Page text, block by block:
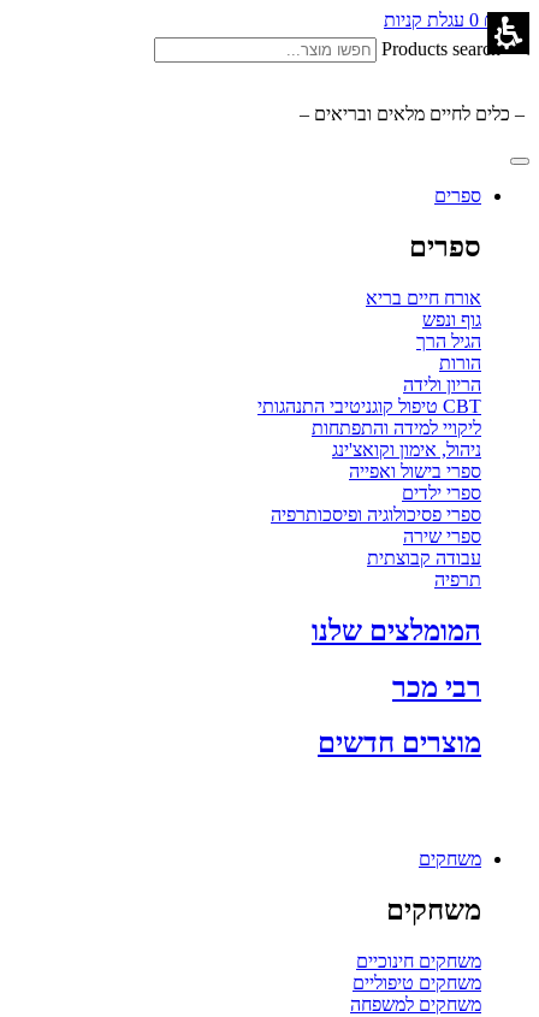
₪ 0.00
0 עגלת קניות
Products search
– כלים לחיים מלאים ובריאים –
ספרים
ספרים
אורח חיים בריא
גוף ונפש
הגיל הרך
הורות
הריון ולידה
CBT טיפול קוגניטיבי התנהגותי
ליקויי למידה והתפתחות
ניהול, אימון וקואצ'ינג
ספרי בישול ואפייה
ספרי ילדים
ספרי פסיכולוגיה ופיסכותרפיה
ספרי שירה
עבודה קבוצתית
תרפיה
המומלצים שלנו
רבי מכר
מוצרים חדשים
משחקים
משחקים
משחקים חינוכיים
משחקים טיפוליים
משחקים למשפחה